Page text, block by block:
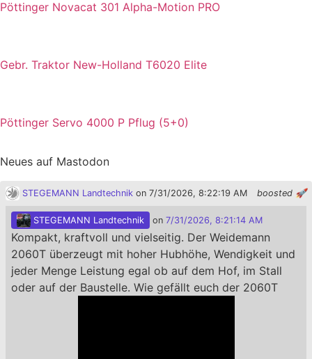
Pöttinger Novacat 301 Alpha-Motion PRO
Gebr. Traktor New-Holland T6020 Elite
Pöttinger Servo 4000 P Pflug (5+0)
Neues auf Mastodon
boosted 🚀
STEGEMANN Landtechnik on 7/31/2026, 8:22:19 AM
STEGEMANN Landtechnik on 7/31/2026, 8:21:14 AM
Kompakt, kraftvoll und vielseitig. Der Weidemann
2060T überzeugt mit hoher Hubhöhe, Wendigkeit und
jeder Menge Leistung egal ob auf dem Hof, im Stall
oder auf der Baustelle. Wie gefällt euch der 2060T